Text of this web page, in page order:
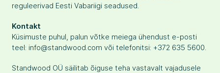
reguleerivad Eesti Vabariigi seadused.
Kontakt
Küsimuste puhul, palun võtke meiega ühendust e-posti
teel: info@standwood.com või telefonitsi: +372 635 5600.
Standwood OÜ säilitab õiguse teha vastavalt vajadusele